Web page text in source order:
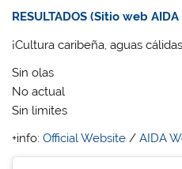
RESULTADOS (Sitio web
¡Cultura caribeña, aguas
Sin olas
No actual
Sin limites
+info:Official Website /AIDA